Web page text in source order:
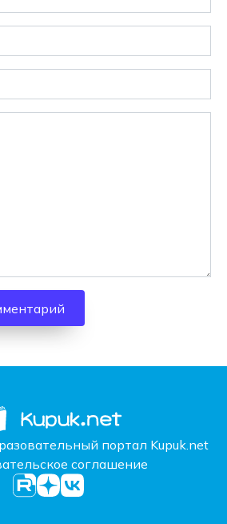
портал Kupuk.net
соглашение